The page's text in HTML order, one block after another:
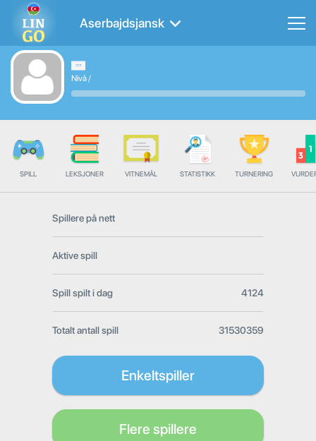
Aserbajdsjansk
Nivå/
SPILL LEKSJONER VITNEMÅL STATISTIKK TURNERING
Spillere på nett
Aktive spill
Spill spilt i dag 4124
Totalt antall spill 31530359
Enkeltspiller
Flere spillere